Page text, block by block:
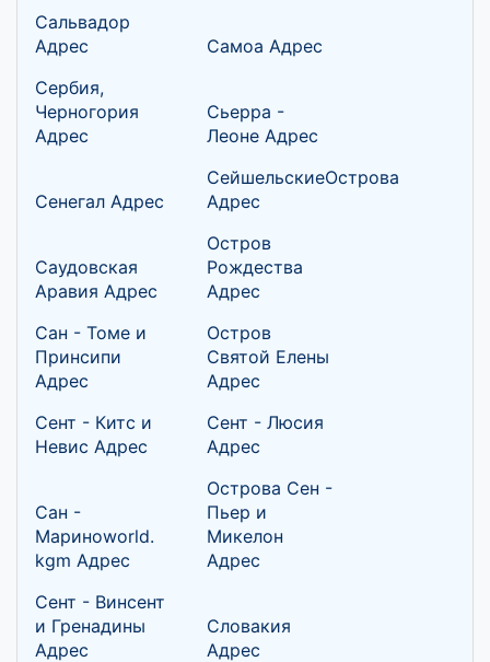
Сальвадор
Адрес
Самоа Адрес
Сербия,
Черногория
Адрес
Сьерра -
Леоне Адрес
Сенегал Адрес
СейшельскиеОстрова
Адрес
Саудовская
Аравия Адрес
Остров
Рождества
Адрес
Сан - Томе и
Принсипи
Адрес
Остров
Святой Елены
Адрес
Сент - Китс и
Невис Адрес
Сент - Люсия
Адрес
Сан -
Мариноworld.
kgm Адрес
Острова Сен -
Пьер и
Микелон
Адрес
Сент - Винсент
и Гренадины
Адрес
Словакия
Адрес